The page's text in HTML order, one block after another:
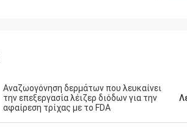
Αναζωογόνηση δερμάτων που λευκαίνει
την επεξεργασία λέιζερ διόδων για την
αφαίρεση τρίχας με το FDA